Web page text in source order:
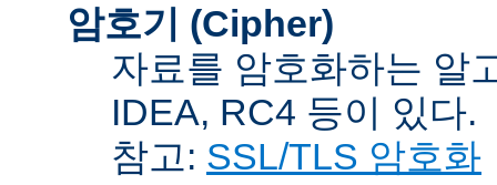
암호기 (Cipher)
자료를 암호화하는 알
IDEA, RC4 등이 있다.
참고: SSL/TLS 암호화